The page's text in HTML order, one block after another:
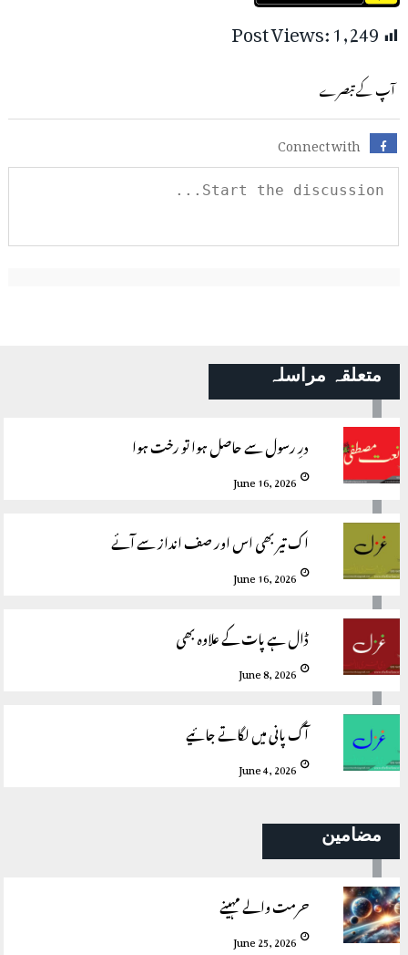
Post Views:1,249
آپ کے تبصرے
Connect with
متعلقہ مراسلہ
درِ رسول سے حاصل ہوا تو رخت ہوا
June 16, 2026
اک تیر بھی اس اور صف انداز سے آئے
June 16, 2026
ڈال ہے پات کے علاوہ بھی
June 8, 2026
آگ پانی میں لگاتے جائیے
June 4, 2026
مضامین
حرمت والے مہینے
June 25, 2026